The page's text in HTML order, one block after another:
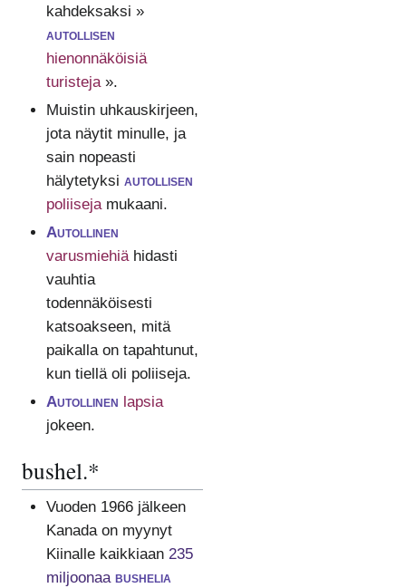
kahdeksaksi »
autollisen
hienonnäköisiä
turisteja».
Muistin uhkauskirjeen,
jota näytit minulle, ja
sain nopeasti
hälytetyksi autollisen
poliisejamukaani.
Autollinen
varusmiehiähidasti
vauhtia
todennäköisesti
katsoakseen, mitä
paikalla on tapahtunut,
kun tiellä oli poliiseja.
Autollinen lapsia
jokeen.
bushel.*
Vuoden 1966 jälkeen
Kanada on myynyt
Kiinalle kaikkiaan 235
miljoonaa bushelia